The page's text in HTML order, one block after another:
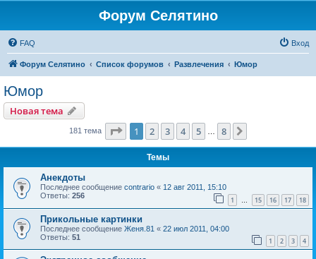
Форум Селятино
FAQ Вход
Форум Селятино Список форумов Развлечения Юмор
Юмор
Новая тема
181 тема Страница из
1 2 3 4 5 8
Темы
Анекдоты
Последнее сообщение contrario « 12 авг 2011, 15:10
Ответы: 256 1 … 15 16 17 18
Прикольные картинки
Последнее сообщение Женя.81 « 22 июл 2011, 04:00
Ответы: 51 1 2 3 4